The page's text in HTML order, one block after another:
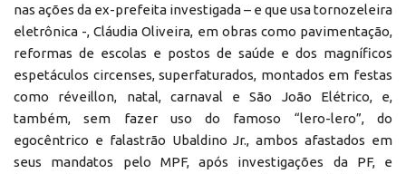
nas ações da ex-prefeita investigada – e que usa tornozeleira
eletrônica -, Cláudia Oliveira, em obras como pavimentação,
reformas de escolas e postos de saúde e dos magníficos
espetáculos circenses, superfaturados, montados em festas
como réveillon, natal, carnaval e São João Elétrico, e,
também, sem fazer uso do famoso “lero-lero”, do
egocêntrico e falastrão Ubaldino Jr., ambos afastados em
seus mandatos pelo MPF, após investigações da PF, e